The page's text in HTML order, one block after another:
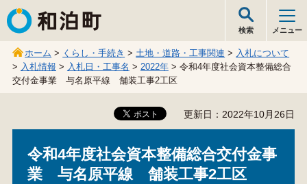
和泊町
検索 メニュー
ホーム > くらし・手続き >土地・道路・工事関連 > 入札について
> 入札情報 > 入札日・工事名 > 2022年> 令和4年度社会資本整備総合
交付金事業 与名原平線 舗装工事2工区
更新日：2022年10月26日
令和4年度社会資本整備総合交付金事
業 与名原平線 舗装工事2工区